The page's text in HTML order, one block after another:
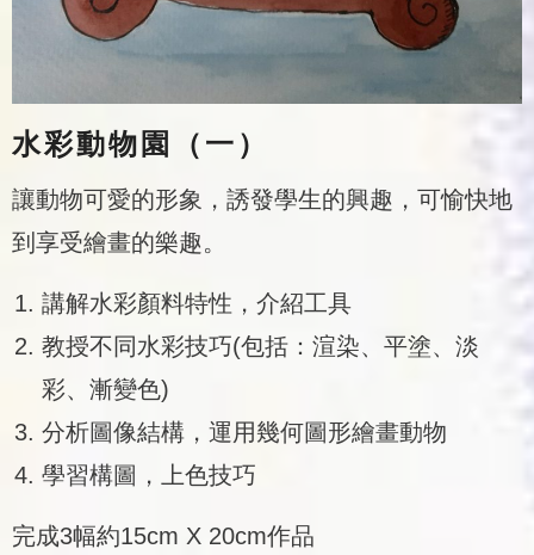
水彩動物園（一）
讓動物可愛的形象，誘發學生的興趣，可愉快地
到享受繪畫的樂趣。
講解水彩顏料特性，介紹工具
教授不同水彩技巧(包括：渲染、平塗、淡
彩、漸變色)
分析圖像結構，運用幾何圖形繪畫動物
學習構圖，上色技巧
完成3幅約15cm X 20cm作品